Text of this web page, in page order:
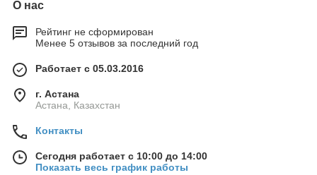
О нас
Рейтинг не сформирован
Менее 5 отзывов за последний год
Работает с 05.03.2016
г. Астана
Астана, Казахстан
Контакты
Сегодня работает с 10:00 до 14:00
Показать весь график работы